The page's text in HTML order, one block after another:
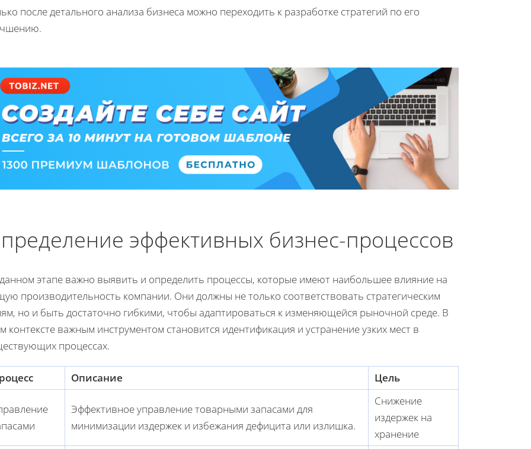
после детального анализа бизнеса можно переходить к разработке стратегий по его
эффективных бизнес-процессов
этапе важно выявить и определить процессы, которые имеют наибольшее влияние на
производительность компании. Они должны не только соответствовать стратегическим
но и быть достаточно гибкими, чтобы адаптироваться к изменяющейся рыночной среде. В
контексте важным инструментом становится идентификация и устранение узких мест в
процессах.
Описание Цель
Эффективное управление товарными запасами для
минимизации издержек и избежания дефицита или излишка.
Снижение
издержек на
хранение